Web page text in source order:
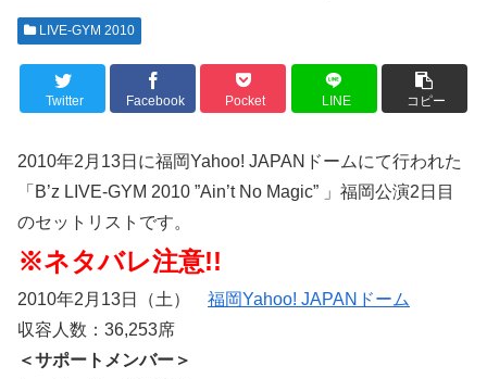
LIVE-GYM 2010
Twitter Facebook Pocket LINE コピー
2010年2月13日に福岡Yahoo! JAPANドームにて行われた
「B’z LIVE-GYM 2010 ”Ain’t No Magic” 」福岡公演2日目
のセットリストです。
※ネタバレ注意!!
2010年2月13日（土） 福岡Yahoo! JAPANドーム
収容人数：36,253席
＜サポートメンバー＞